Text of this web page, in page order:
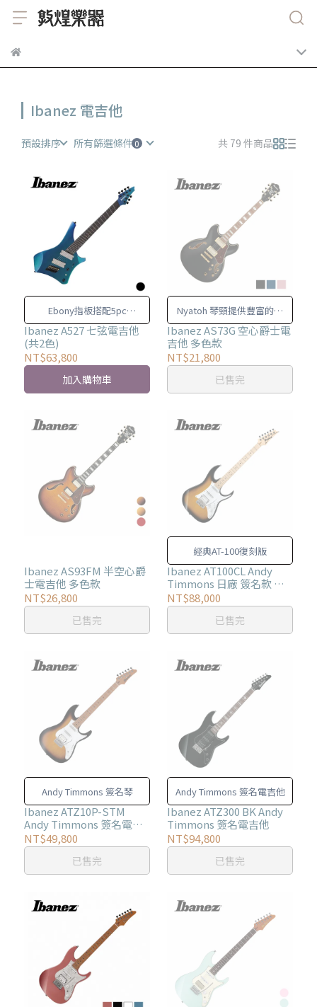
Ibanez 電吉他
預設排序 所有篩選條件 共 79 件商品
Ebony指板搭配5pc
Maple/Walnut琴頸
Ibanez A527 七弦電吉他
(共2色)
NT$63,800
加入購物車
Nyatoh 琴頸提供豐富的中
低頻
Ibanez AS73G 空心爵士電
吉他 多色款
NT$21,800
已售完
Ibanez AS93FM 半空心爵
士電吉他 多色款
NT$26,800
已售完
經典AT-100復刻版
Ibanez AT100CL Andy
Timmons 日廠 簽名款 電
吉他
NT$88,000
已售完
Andy Timmons 簽名琴
Ibanez ATZ10P-STM
Andy Timmons 簽名電吉
他
NT$49,800
已售完
Andy Timmons 簽名電吉他
Ibanez ATZ300 BK Andy
Timmons 簽名電吉他
NT$94,800
已售完